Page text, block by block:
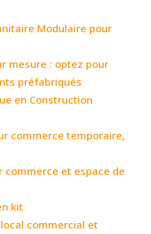
Modulaire pour
mesure : optez pour
préfabriqués
en Construction
commerce temporaire,
et espace de
kit
commercial et